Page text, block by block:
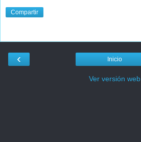
Compartir
‹ Inicio
Ver versión web